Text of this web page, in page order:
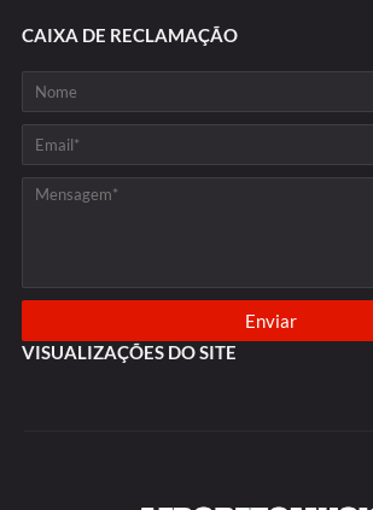
CAIXA DE RECLAMAÇÃO
VISUALIZAÇÕES DO SITE